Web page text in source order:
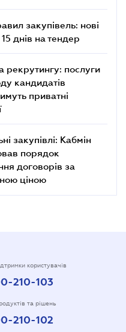
закупівель: нові
15 днів на тендер
рекрутингу: послуги
кандидатів
приватні
закупівлі: Кабмін
порядок
договорів за
ціною
користувачів
210-103
та рішень
210-102